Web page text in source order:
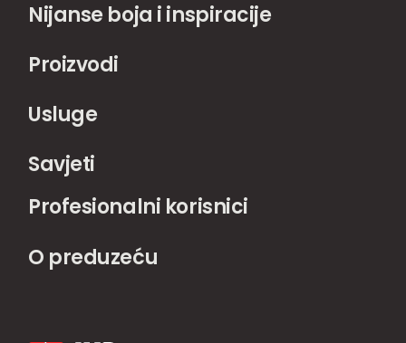
Nijanse boja i inspiracije
Proizvodi
Usluge
Savjeti
Profesionalni korisnici
O preduzeću